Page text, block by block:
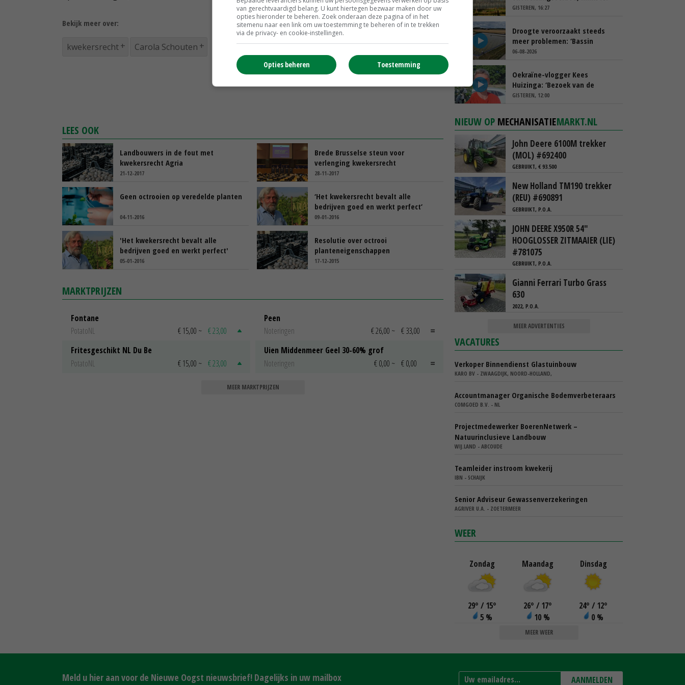
Bekijk meer over:
kwekersrecht Carola Schouten
LEES OOK
Landbouwers in de fout met
kwekersrecht Agria
21-12-2017
Brede Brusselse steun voor
verlenging kwekersrecht
28-11-2017
Geen octrooien op veredelde planten
04-11-2016
‘Het kwekersrecht bevalt alle
bedrijven goed en werkt perfect’
09-01-2016
'Het kwekersrecht bevalt alle
bedrijven goed en werkt perfect'
05-01-2016
Resolutie over octrooi
planteneigenschappen
17-12-2015
MARKTPRIJZEN
Fontane
PotatoNL
€ 15,00 ~ € 23,00
Fritesgeschikt NL Du Be
PotatoNL
€ 15,00 ~ € 23,00
Peen
Noteringen
€ 26,00 ~ € 33,00
Uien Middenmeer Geel 30-60% grof
Noteringen
€ 0,00 ~ € 0,00
MEER MARKTPRIJZEN
spreekt van ‘ondernemersrisico’
GISTEREN, 16:27
Droogte veroorzaakt steeds
meer problemen: ‘Bassin
afgelopen week al leeg’
06-08-2026
Oekraïne-vlogger Kees
Huizinga: ‘Bezoek van de
ambassade mag zelf groente
GISTEREN, 12:00
NIEUW OP MECHANISATIEMARKT.NL
John Deere 6100M trekker
(MOL) #692400
GEBRUIKT, € 93.500
New Holland TM190 trekker
(REU) #690891
GEBRUIKT, P.O.A.
JOHN DEERE X950R 54"
HOOGLOSSER ZITMAAIER (LIE)
#781075
GEBRUIKT, P.O.A.
Gianni Ferrari Turbo Grass
630
2022, P.O.A.
MEER ADVERTENTIES
VACATURES
Verkoper Binnendienst Glastuinbouw
KARO BV - ZWAAGDIJK, NOORD-HOLLAND,
Accountmanager Organische Bodemverbeteraars
COMGOED B.V. - NL
Projectmedewerker BoerenNetwerk –
Natuurinclusieve Landbouw
WIJ.LAND - ABCOUDE
Teamleider instroom kwekerij
IBN - SCHAIJK
Senior Adviseur Gewassenverzekeringen
AGRIVER U.A. - ZOETERMEER
WEER
Zondag
29° / 15°
5 %
Maandag
26° / 17°
10 %
Dinsdag
24° / 12°
0 %
MEER WEER
Meld u hier aan voor de Nieuwe Oogst nieuwsbrief! Dagelijks in uw mailbox AANMELDEN
van gerechtvaardigd belang. U kunt hiertegen bezwaar maken door uw
opties hieronder te beheren. Zoek onderaan deze pagina of in het
sitemenu naar een link om uw toestemming te beheren of in te trekken
via de privacy- en cookie-instellingen.
Toestemming
Opties beheren